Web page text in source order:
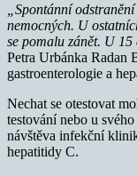
„Spontánní
nemocných. U
se pomalu zánět. U
Petra Urbánka
gastroenterologie a
Nechat se otestovat
testování nebo u
návštěva infekční
hepatitidy C.